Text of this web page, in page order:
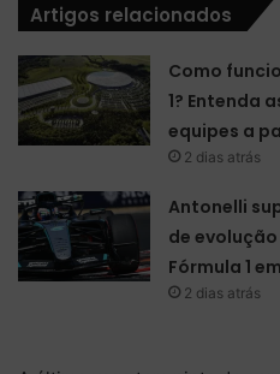
Artigos relacionados
Como
1? Entenda
equipes a
2 dias atrás
Antonelli
de
Fórmula 1
2 dias atrás